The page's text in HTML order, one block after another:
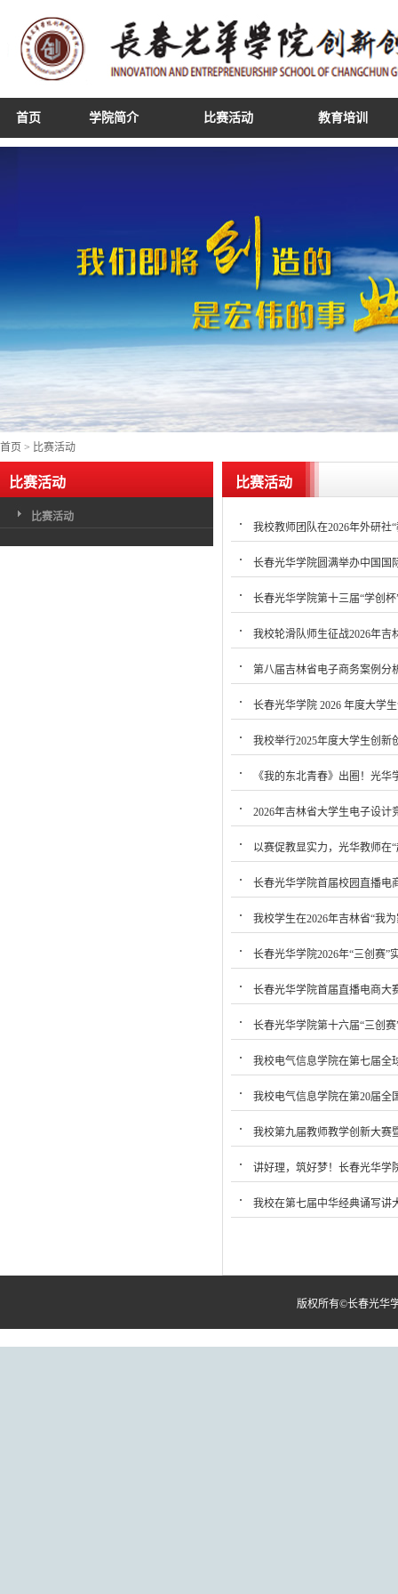
首页 学院简介 比赛活动 教育培训
首页 > 比赛活动
比赛活动
比赛活动
比赛活动
我校教师团队在2026年外研社
长春光华学院圆满举办中国国
长春光华学院第十三届“学创
我校轮滑队师生征战2026年
第八届吉林省电子商务案例分
长春光华学院 2026 年度大学
我校举行2025年度大学生创新
《我的东北青春》出圈！光
2026年吉林省大学生电子设计
以赛促教显实力，光华教师在
长春光华学院首届校园直播电
我校学生在2026年吉林省“我
长春光华学院2026年“三创赛”
长春光华学院首届直播电商大
长春光华学院第十六届“三创
我校电气信息学院在第七届全
我校电气信息学院在第20届全
我校第九届教师教学创新大赛
讲好理，筑好梦！长春光华学
我校在第七届中华经典诵写讲
版权所有©长春光华